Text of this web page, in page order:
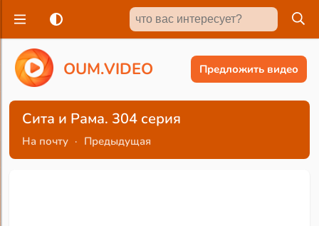
OUM.VIDEO Предложить видео
Сита и Рама. 304 серия
На почту · Предыдущая